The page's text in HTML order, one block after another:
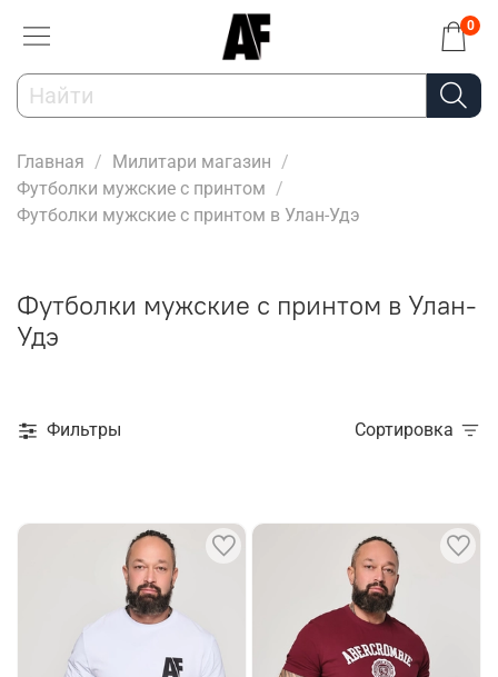
0
Главная
Милитари магазин
Футболки мужские с принтом
Футболки мужские с принтом в Улан-Удэ
Футболки мужские с принтом в Улан-
Удэ
Фильтры Сортировка